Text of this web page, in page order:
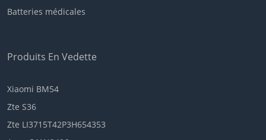
Batteries médicales
Produits En Vedette
Xiaomi BM54
Zte S36
Zte LI3715T42P3H654353